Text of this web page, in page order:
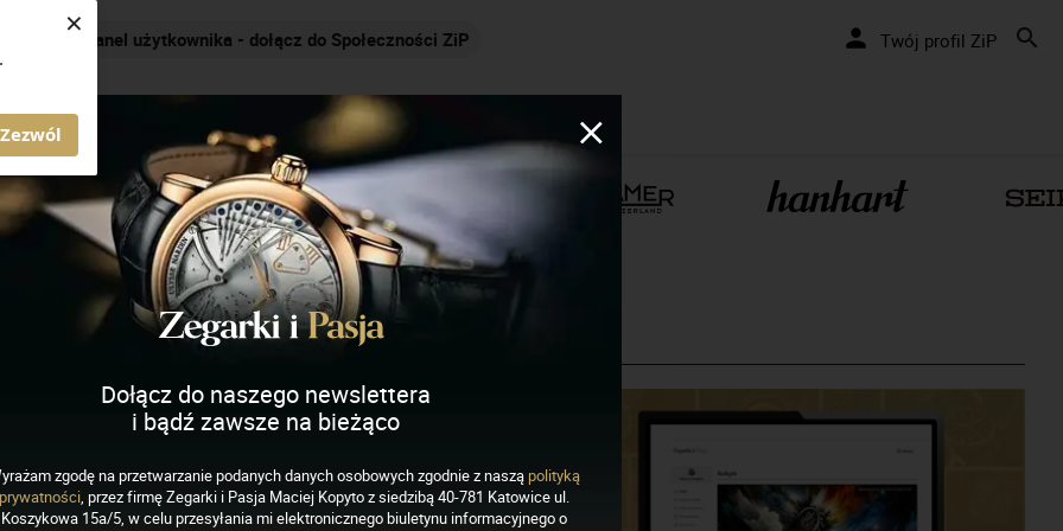
Zezwól
× Nakręcamy pozytywnie... cały czas! Twój profil ZiP
ZEGARKI I PASJA
WIADOMOŚCI
Dołącz do naszego newslettera
i bądź zawsze na bieżąco
zgodę na przetwarzanie podanych danych osobowych zgodnie z naszą polityką
prywatności, przez firmę Zegarki i Pasja Maciej Kopyto z siedzibą 40-781 Katowice ul.
Koszykowa 15a/5, w celu przesyłania mi elektronicznego biuletynu informacyjnego o